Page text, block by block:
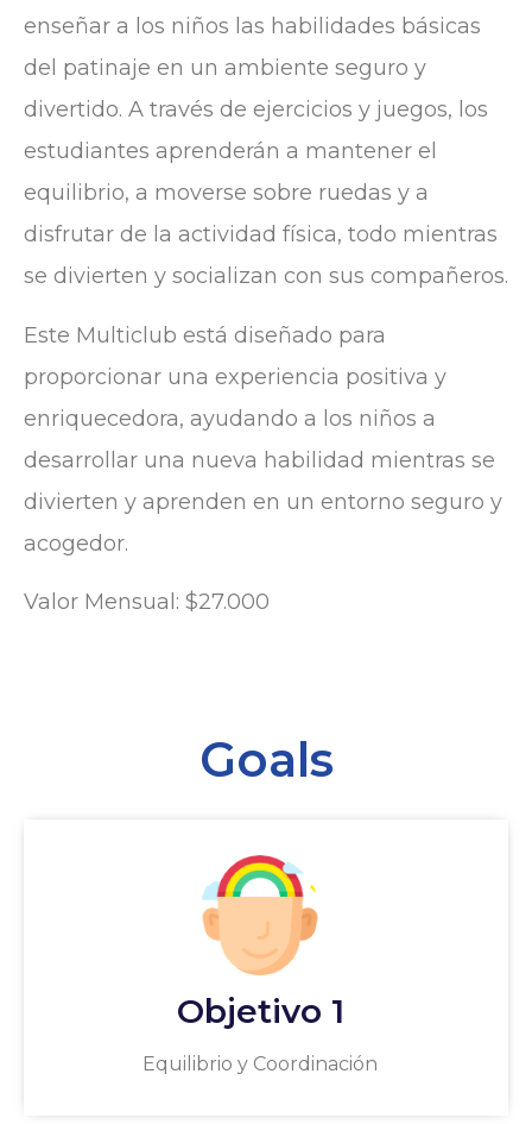
enseñar a los niños las habilidades básicas
del patinaje en un ambiente seguro y
divertido. A través de ejercicios y juegos, los
estudiantes aprenderán a mantener el
equilibrio, a moverse sobre ruedas y a
disfrutar de la actividad física, todo mientras
se divierten y socializan con sus compañeros.
Este Multiclub está diseñado para
proporcionar una experiencia positiva y
enriquecedora, ayudando a los niños a
desarrollar una nueva habilidad mientras se
divierten y aprenden en un entorno seguro y
acogedor.
Valor Mensual: $27.000
Goals
Objetivo 1
Equilibrio y Coordinación